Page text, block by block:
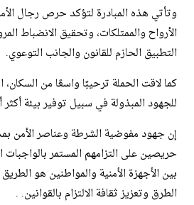
وتأتي هذه المبادرة لتؤكد حرص رجال
الأرواح والممتلكات، وتحقيق الانضباط
التطبيق الحازم للقانون والجانب التوعوي.
كما لاقت الحملة ترحيبًا واسعًا من
للجهود المبذولة في سبيل توفير بيئة أكثر
إن جهود مفوضية الشرطة وعناصر الأمن
حريصين على التزامهم المستمر بالواجبات
بين الأجهزة الأمنية والمواطنين هو
الطرق وتعزيز ثقافة الالتزام بالقوانين. .